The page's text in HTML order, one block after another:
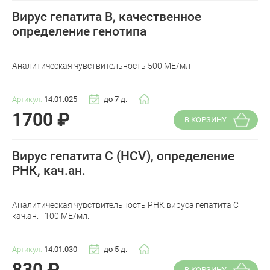
Вирус гепатита В, качественное
определение генотипа
Аналитическая чувствительность 500 МЕ/мл
Артикул: 14.01.025 до 7 д.
1700 ₽ В КОРЗИНУ
Вирус гепатита С (HCV), определение
РНК, кач.ан.
Аналитическая чувствительность РНК вируса гепатита C
кач.ан. - 100 МЕ/мл.
Артикул: 14.01.030 до 5 д.